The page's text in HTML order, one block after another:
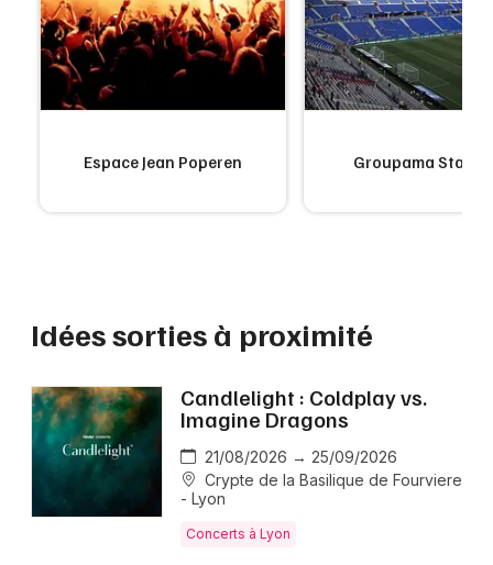
Espace Jean Poperen Groupama
Idées sorties à proximité
Candlelight : Coldplay vs.
Imagine Dragons
21/08/2026 → 25/09/2026
Crypte de la Basilique de Fourviere
- Lyon
Concerts à Lyon